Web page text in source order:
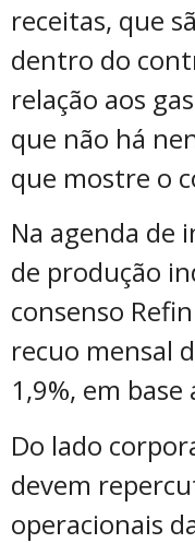
receitas, que
dentro do
relação aos
que não há
que mostre o
Na agenda de
de produção
consenso
recuo mensal
1,9%, em base
Do lado
devem
operacionais